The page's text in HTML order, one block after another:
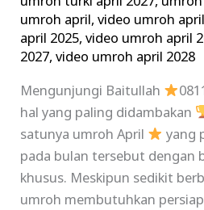
umroh april,video umroh
april 2025,video umroh april
2027,video umroh april 2028
Mengunjungi Baitullah
hal yang paling didambakan
satunya umroh April
yang
pada bulan tersebut dengan
khusus. Meskipun sedikit
umroh membutuhkan